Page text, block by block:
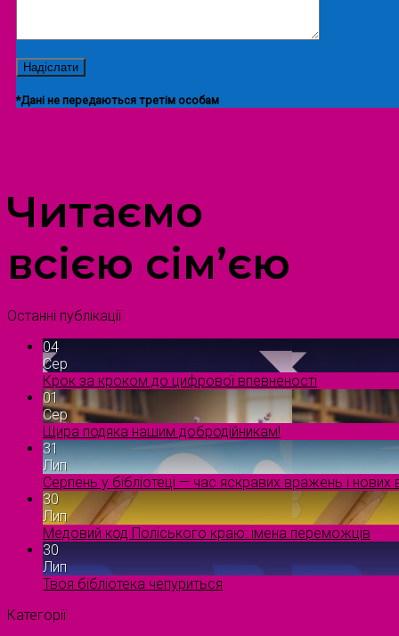
*Дані не передаються третім особам
Читаємо
всією сім’єю
Останні публікації
04
Сер
Крок за кроком до цифрової впевненості
01
Сер
Щира подяка нашим добродійникам!
31
Лип
Серпень у бібліотеці — час яскравих вражень і нових
30
Лип
Медовий код Поліського краю: імена переможців
30
Лип
Твоя бібліотека чепуриться
Категорії